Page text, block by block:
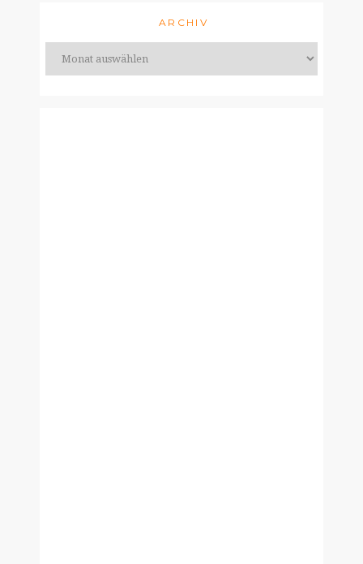
ARCHIV